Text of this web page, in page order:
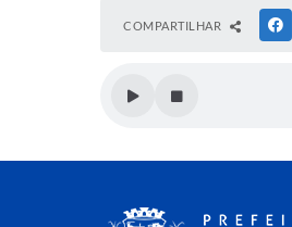
COMPARTILHAR